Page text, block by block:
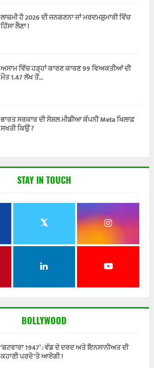
ਲਾਜ਼ਮੀ ਹੈ 2026 ਦੀ ਜਨਗਣਨਾ ਜਾਂ ਮਰਦਮਸ਼ੁਮਾਰੀ ਵਿੱਚ
ਹਿੱਸਾ ਲੈਣਾ !
ਅਸਾਮ ਵਿੱਚ ਹੜ੍ਹਾਂ ਕਾਰਣ ਕਾਰਣ 99 ਵਿਅਕਤੀਆਂ ਦੀ
ਮੌਤ 1.47 ਲੱਖ ਤੋਂ...
ਭਾਰਤ ਸਰਕਾਰ ਦੀ ਸੋਸ਼ਲ ਮੀਡੀਆ ਕੰਪਨੀ Meta ਖਿਲਾਫ਼
ਸਖਤੀ ਕਿਉਂ ?
STAY IN TOUCH
BOLLYWOOD
‘ਬਟਵਾਰਾ 1947’ : ਵੰਡ ਦੇ ਦਰਦ ਅਤੇ ਇਨਸਾਨੀਅਤ ਦੀ
ਕਹਾਣੀ ਪਰਦੇ ‘ਤੇ ਆਏਗੀ !